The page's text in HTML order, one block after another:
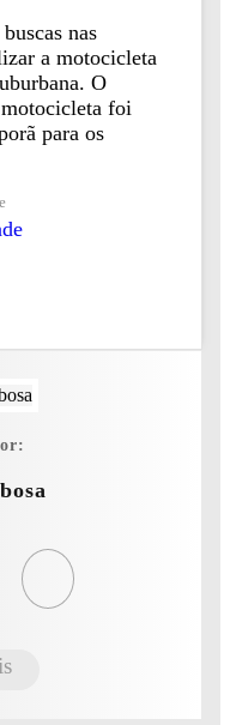
nas
a motocicleta
O
foi
para os